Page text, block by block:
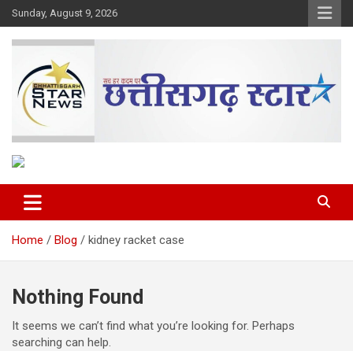
Skip
to
content
Sunday, August 9, 2026
Chhattisgarh Star
Home Blog kidney racket case
Nothing Found
It seems we can’t find what you’re looking for. Perhaps
searching can help.